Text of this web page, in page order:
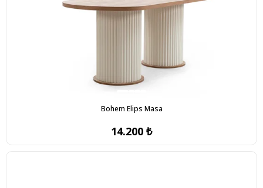
Bohem Elips Masa
14.200 ₺